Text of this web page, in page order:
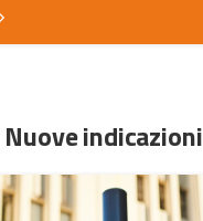
Nuove indicazioni